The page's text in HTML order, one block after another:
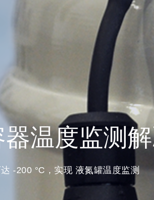
温度监测
-200 °C，实现 液氮罐温度监测